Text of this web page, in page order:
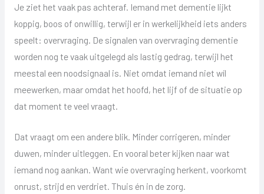
Je ziet het vaak pas achteraf. Iemand met dementie lijkt
koppig, boos of onwillig, terwijl er in werkelijkheid iets anders
speelt: overvraging. De signalen van overvraging dementie
worden nog te vaak uitgelegd als lastig gedrag, terwijl het
meestal een noodsignaal is. Niet omdat iemand niet wíl
meewerken, maar omdat het hoofd, het lijf of de situatie op
dat moment te veel vraagt.
Dat vraagt om een andere blik. Minder corrigeren, minder
duwen, minder uitleggen. En vooral beter kijken naar wat
iemand nog aankan. Want wie overvraging herkent, voorkomt
onrust, strijd en verdriet. Thuis én in de zorg.